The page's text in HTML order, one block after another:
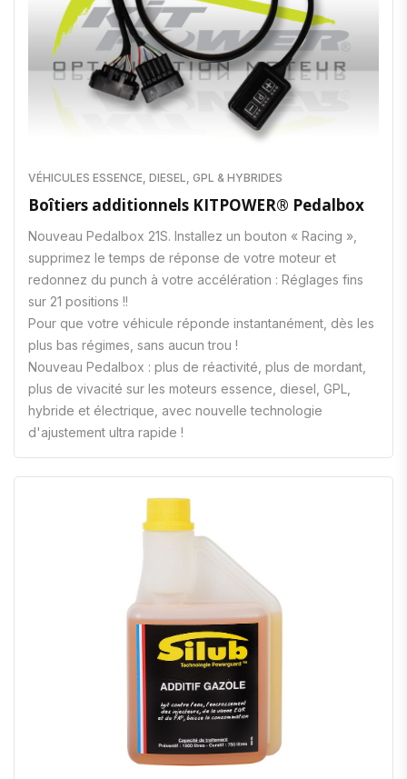
VÉHICULES ESSENCE, DIESEL, GPL & HYBRIDES
Boîtiers additionnels KITPOWER® Pedalbox
Nouveau Pedalbox 21S. Installez un bouton « Racing »,
supprimez le temps de réponse de votre moteur et
redonnez du punch à votre accélération : Réglages fins
sur 21 positions !!
Pour que votre véhicule réponde instantanément, dès les
plus bas régimes, sans aucun trou !
Nouveau Pedalbox : plus de réactivité, plus de mordant,
plus de vivacité sur les moteurs essence, diesel, GPL,
hybride et électrique, avec nouvelle technologie
d'ajustement ultra rapide !